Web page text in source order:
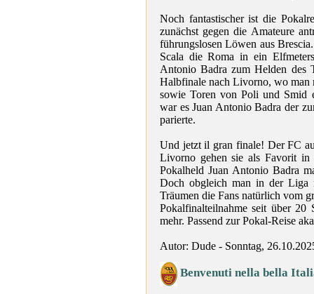
Noch fantastischer ist die
zunächst gegen die Amateure
führungslosen Löwen aus
Scala die Roma in ein
Antonio Badra zum Helden des
Halbfinale nach Livorno, wo man
sowie Toren von Poli und Smid
war es Juan Antonio Badra der
parierte.
Und jetzt il gran finale! Der FC
Livorno gehen sie als Favorit
Pokalheld Juan Antonio Badra
Doch obgleich man in der Liga
Träumen die Fans natürlich vom
Pokalfinalteilnahme seit über 20
mehr. Passend zur Pokal-Reise
Autor: Dude - Sonntag,
Benvenuti nella bella